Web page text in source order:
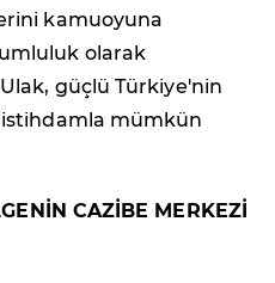
kamuoyuna
olarak
güçlü Türkiye'nin
mümkün
CAZİBE MERKEZİ